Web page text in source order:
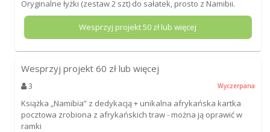
Oryginalne łyżki (zestaw 2 szt) do sałatek, prosto z Namibii.
Wesprzyj projekt50 zł lub więcej
Wesprzyj projekt 60 zł lub więcej
3 Wyczerpana
Książka „Namibia” z dedykacją + unikalna afrykańska kartka
pocztowa zrobiona z afrykańskich traw - można ją oprawić w
ramki